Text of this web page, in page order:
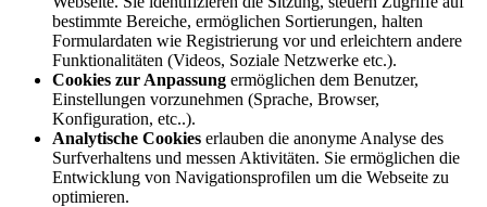
bestimmte Bereiche, ermöglichen Sortierungen, halten
Formulardaten wie Registrierung vor und erleichtern andere
Funktionalitäten (Videos, Soziale Netzwerke etc.).
Cookies zur Anpassung ermöglichen dem Benutzer,
Einstellungen vorzunehmen (Sprache, Browser,
Konfiguration, etc..).
Analytische Cookies erlauben die anonyme Analyse des
Surfverhaltens und messen Aktivitäten. Sie ermöglichen die
Entwicklung von Navigationsprofilen um die Webseite zu
optimieren.